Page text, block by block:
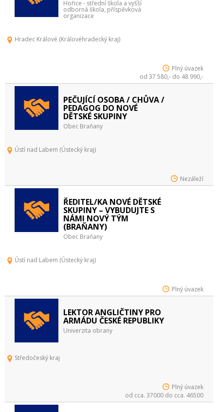
Hořice - střední škola a vyšší
odborná škola, příspěvková
organizace
Hradec Králové (Královéhradecký kraj)
Plný úvazek
od 37 580,- do 48 990,-
PEČUJÍCÍ OSOBA / CHŮVA /
PEDAGOG DO NOVÉ
DĚTSKÉ SKUPINY
Obec Braňany
Ústí nad Labem (Ústecký kraj)
Nezáleží
ŘEDITEL/KA NOVÉ DĚTSKÉ
SKUPINY – VYBUDUJTE S
NÁMI NOVÝ TÝM
(BRAŇANY)
Obec Braňany
Ústí nad Labem (Ústecký kraj)
Plný úvazek
LEKTOR ANGLIČTINY PRO
ARMÁDU ČESKÉ REPUBLIKY
Univerzita obrany
Středočeský kraj
Plný úvazek
od cca. 37000 do cca. 46500